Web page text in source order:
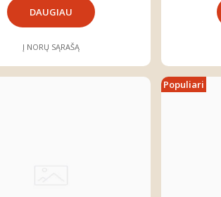
DAUGIAU
Į NORŲ SĄRAŠĄ
Populiari